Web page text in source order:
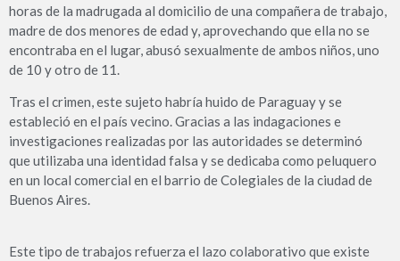
horas de la madrugada al domicilio de una compañera de trabajo,
madre de dos menores de edad y, aprovechando que ella no se
encontraba en el lugar, abusó sexualmente de ambos niños, uno
de 10 y otro de 11.
Tras el crimen, este sujeto habría huido de Paraguay y se
estableció en el país vecino. Gracias a las indagaciones e
investigaciones realizadas por las autoridades se determinó
que utilizaba una identidad falsa y se dedicaba como peluquero
en un local comercial en el barrio de Colegiales de la ciudad de
Buenos Aires.
Este tipo de trabajos refuerza el lazo colaborativo que existe